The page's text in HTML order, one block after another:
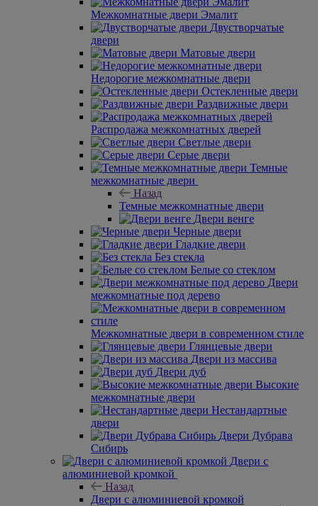
Межкомнатные двери Эмалит
Двустворчатые
двери
Матовые двери
Недорогие межкомнатные двери
Остекленные двери
Раздвижные двери
Распродажа межкомнатных дверей
Светлые двери
Серые двери
Темные
межкомнатные двери
Назад
Темные межкомнатные двери
Двери венге
Черные двери
Гладкие двери
Без стекла
Белые со стеклом
Двери
межкомнатные под дерево
Межкомнатные двери в современном стиле
Глянцевые двери
Двери из массива
Двери дуб
Высокие
межкомнатные двери
Нестандартные
двери
Двери Дубрава
Сибирь
Двери с
алюминиевой кромкой
Назад
Двери с алюминиевой кромкой